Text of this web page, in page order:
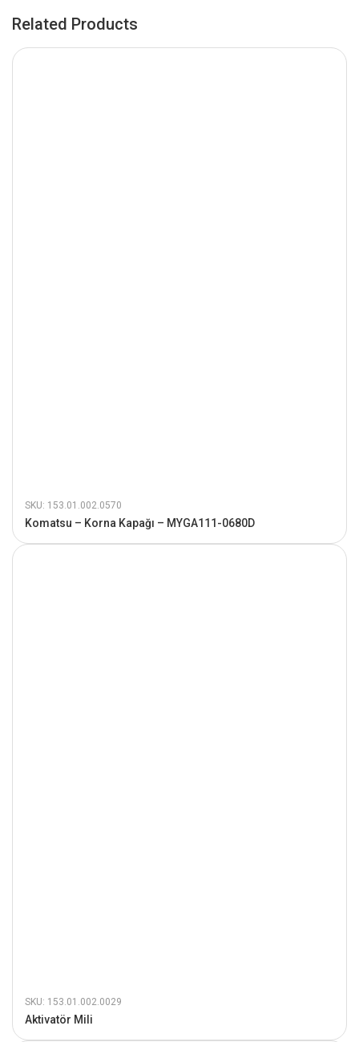
Related Products
SKU: 153.01.002.0570
Komatsu – Korna Kapağı – MYGA111-0680D
SKU: 153.01.002.0029
Aktivatör Mili